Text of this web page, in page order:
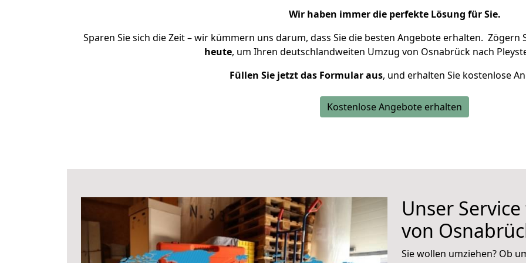
Wir haben immer die perfekte Lösung für Sie.
Sparen Sie sich die Zeit – wir kümmern uns darum, dass Sie die besten Angebote erhalten. Zögern
heute, um Ihren deutschlandweiten Umzug von Osnabrück nach
Füllen Sie jetzt das Formular aus, und erhalten Sie kostenlose
Kostenlose Angebote erhalten
Unser
von
Sie wollen umziehen? Ob